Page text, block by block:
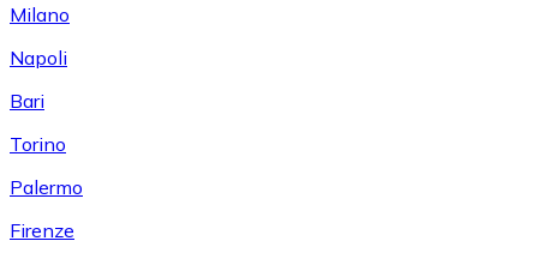
Milano
Napoli
Bari
Torino
Palermo
Firenze